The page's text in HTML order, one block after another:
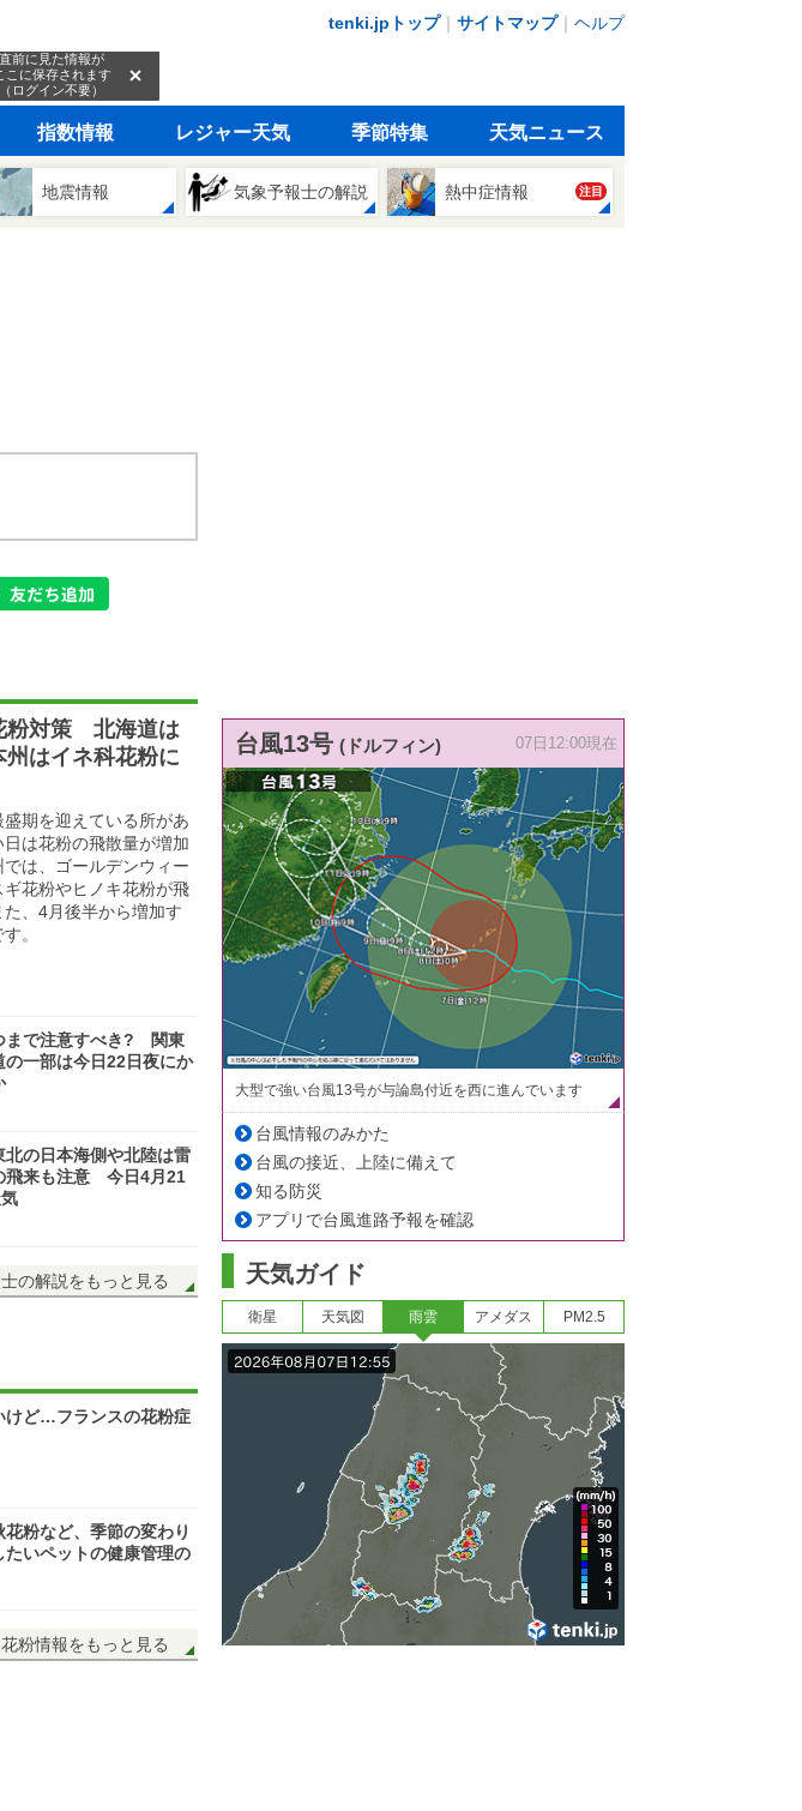
tenki.jpトップ｜ サイトマップ｜ ヘルプ
直前に見た情報が
こに保存されます
（ログイン不要）
指数情報 レジャー天気 季節特集 天気ニュース
地震情報 気象予報士の解説 熱中症情報 注目
粉対策 北海道は
はイネ科花粉に
期を迎えている所があ
は花粉の飛散量が増加
は、ゴールデンウィー
花粉やヒノキ花粉が飛
、4月後半から増加す
。
まで注意すべき? 関東
の一部は今日22日夜にか
北の日本海側や北陸は雷
来も注意 今日4月21
の解説をもっと見る
けど…フランスの花粉症
花粉など、季節の変わり
たいペットの健康管理の
花粉情報をもっと見る
台風13号 (ドルフィン) 07日12:00現在
大型で強い台風13号が与論島付近を西に進んでいます
台風情報のみかた
台風の接近、上陸に備えて
知る防災
アプリで台風進路予報を確認
天気ガイド
衛星 天気図 雨雲 アメダス PM2.5